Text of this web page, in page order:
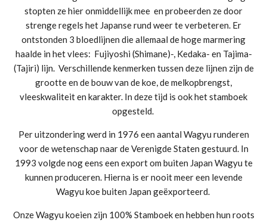
stopten ze hier onmiddellijk mee en probeerden ze door
strenge regels het Japanse rund weer te verbeteren. Er
ontstonden 3 bloedlijnen die allemaal de hoge marmering
haalde in het vlees: Fujiyoshi (Shimane)-, Kedaka- en Tajima-
(Tajiri) lijn. Verschillende kenmerken tussen deze lijnen zijn de
grootte en de bouw van de koe, de melkopbrengst,
vleeskwaliteit en karakter. In deze tijd is ook het stamboek
opgesteld.
Per uitzondering werd in 1976 een aantal Wagyu runderen
voor de wetenschap naar de Verenigde Staten gestuurd. In
1993 volgde nog eens een export om buiten Japan Wagyu te
kunnen produceren. Hierna is er nooit meer een levende
Wagyu koe buiten Japan geëxporteerd.
Onze Wagyu koeien zijn 100% Stamboek en hebben hun roots